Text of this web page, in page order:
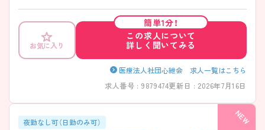
お気に入り
簡単1分！
この求人について
詳しく聞いてみる
医療法人社団心紲会 求人一覧はこちら
求人番号 : 9879474更新日 : 2026年7月16日
夜勤なし可（日勤のみ可）